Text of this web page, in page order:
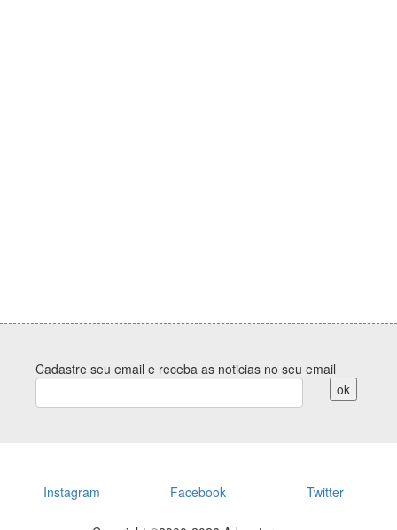
Cadastre seu email e receba as noticias no seu email
Instagram Facebook Twitter